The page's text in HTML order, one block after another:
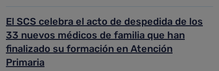
El SCS celebra el acto de despedida de los
33 nuevos médicos de familia que han
finalizado su formación en Atención
Primaria